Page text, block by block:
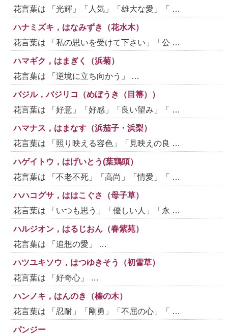
花言葉は 「光輝」「人気」「雄大な愛」「 …
ハナミズキ，はなみずき（花水木）
花言葉は 「私の思いを受けて下さい」「公 …
ハマギク，はまぎく（浜菊）
花言葉は 「逆境に立ち向かう」 …
バジル，バジリコ（めぼうき（目箒））
花言葉は 「好意」「好感」「良い望み」「 …
ハマナス，はまなす（浜茄子・浜梨）
花言葉は 「照り映える容色」「見映えの良 …
ハゲイトウ，はげいとう(葉鶏頭）
花言葉は 「不老不死」「高尚」「情愛」「 …
ハハコグサ，ははこぐさ（母子草）
花言葉は 「いつも思う」「優しい人」「永 …
ハルジオン，はるじおん（春紫苑）
花言葉は 「追想の愛」 …
ハツユキソウ，はつゆきそう（初雪草）
花言葉は 「好奇心」 …
ハンノキ，はんのき（榛の木）
花言葉は 「忍耐」「剛勇」「不屈の心」「 …
パンジー